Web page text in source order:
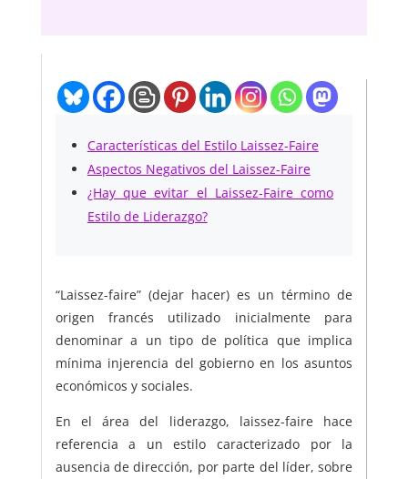
Características del Estilo Laissez-Faire
Aspectos Negativos del Laissez-Faire
¿Hay que evitar el Laissez-Faire como
Estilo de Liderazgo?
“Laissez-faire” (dejar hacer) es un término de
origen francés utilizado inicialmente para
denominar a un tipo de política que implica
mínima injerencia del gobierno en los asuntos
económicos y sociales.
En el área del liderazgo, laissez-faire hace
referencia a un estilo caracterizado por la
ausencia de dirección, por parte del líder, sobre